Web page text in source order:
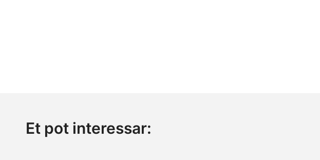
Et pot interessar: